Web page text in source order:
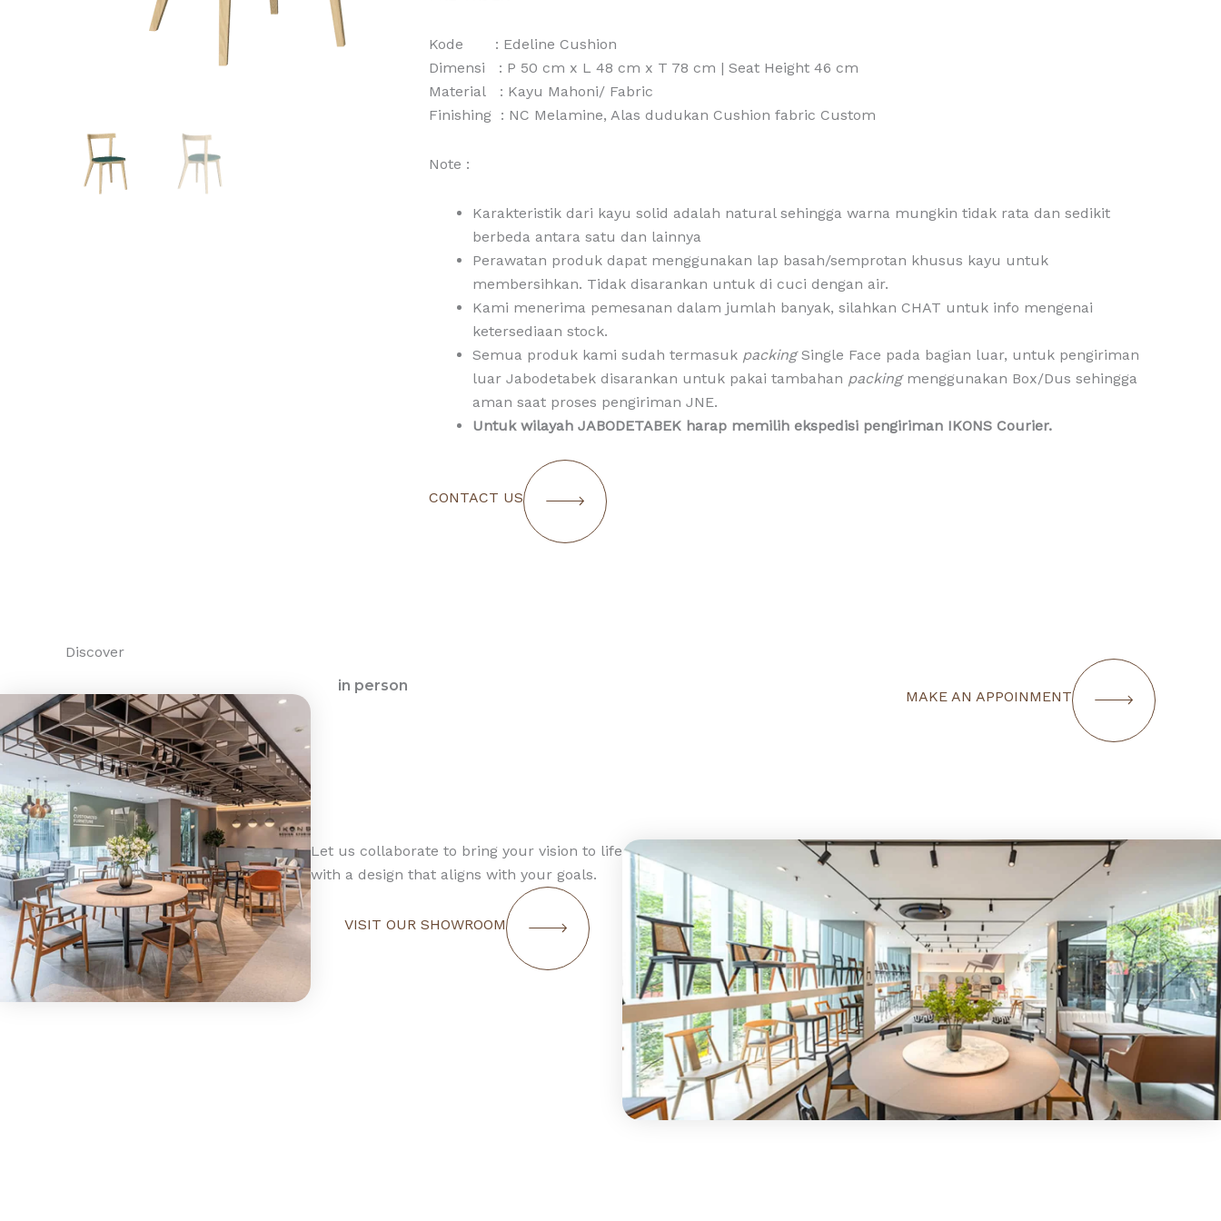
Kode : Edeline Cushion
Dimensi : P 50 cm x L 48 cm x T 78 cm | Seat Height 46 cm
Material : Kayu Mahoni/ Fabric
Finishing : NC Melamine, Alas dudukan Cushion fabric Custom
Note :
Karakteristik dari kayu solid adalah natural sehingga warna mungkin tidak rata dan sedikit
berbeda antara satu dan lainnya
Perawatan produk dapat menggunakan lap basah/semprotan khusus kayu untuk
membersihkan. Tidak disarankan untuk di cuci dengan air.
Kami menerima pemesanan dalam jumlah banyak, silahkan CHAT untuk info mengenai
ketersediaan stock.
Semua produk kami sudah termasuk packingSingle Face pada bagian luar, untuk pengiriman
luar Jabodetabek disarankan untuk pakai tambahan packingmenggunakan Box/Dus sehingga
aman saat proses pengiriman JNE.
Untuk wilayah JABODETABEK harap memilih ekspedisi pengiriman IKONS Courier.
CONTACT US
Discover
in person
MAKE AN APPOINMENT
Let us collaborate to bring your vision to life
with a design that aligns with your goals.
VISIT OUR SHOWROOM